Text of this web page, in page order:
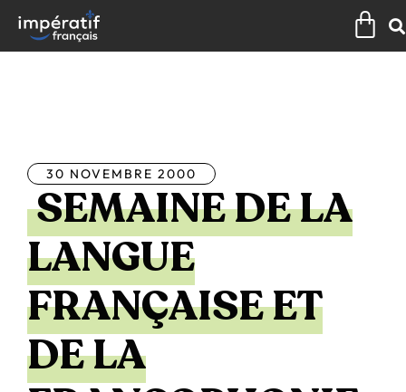
contenu
30 NOVEMBRE 2000
SEMAINE DE LA
LANGUE
FRANÇAISE ET
DE LA